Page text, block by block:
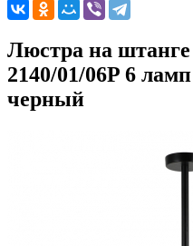
Люстра на
2140/01/06P 6
черный